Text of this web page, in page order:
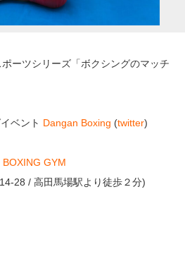
ーツシリーズ「ボクシングのマッチ
ベント Dangan Boxing (twitter)
BOXING GYM
28 / 高田馬場駅より徒歩２分)